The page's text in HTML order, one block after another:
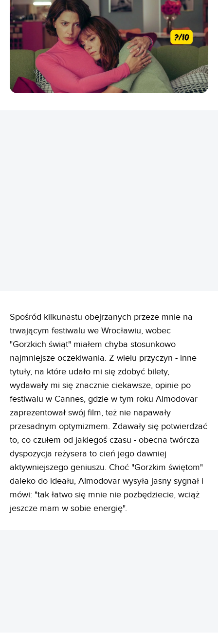
Spośród kilkunastu obejrzanych przeze mnie na
trwającym festiwalu we Wrocławiu, wobec
"Gorzkich świąt" miałem chyba stosunkowo
najmniejsze oczekiwania. Z wielu przyczyn - inne
tytuły, na które udało mi się zdobyć bilety,
wydawały mi się znacznie ciekawsze, opinie po
festiwalu w Cannes, gdzie w tym roku Almodovar
zaprezentował swój film, też nie napawały
przesadnym optymizmem. Zdawały się potwierdzać
to, co czułem od jakiegoś czasu - obecna twórcza
dyspozycja reżysera to cień jego dawniej
aktywniejszego geniuszu. Choć "Gorzkim świętom"
daleko do ideału, Almodovar wysyła jasny sygnał i
mówi: "tak łatwo się mnie nie pozbędziecie, wciąż
jeszcze mam w sobie energię".